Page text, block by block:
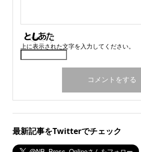
上に表示された文字を入力してください。
最新記事をTwitterでチェック